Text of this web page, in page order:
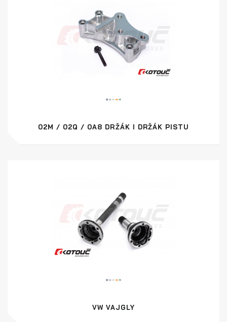
02M / 02Q / 0A8 DRŽÁK I DRŽÁK PISTU
VW VAJGLY